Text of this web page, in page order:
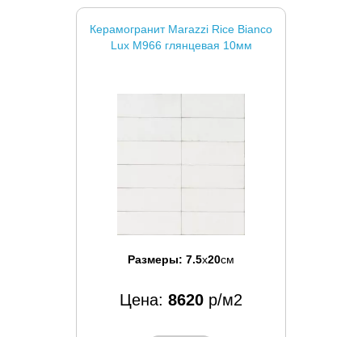
Керамогранит Marazzi Rice Bianco
Lux M966 глянцевая 10мм
Размеры: 7.5x20см
Цена: 8620 р/м2